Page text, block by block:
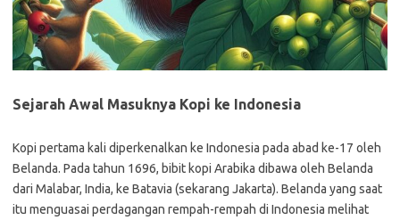
Sejarah Awal Masuknya Kopi ke Indonesia
Kopi pertama kali diperkenalkan ke Indonesia pada abad ke-17 oleh
Belanda. Pada tahun 1696, bibit kopi Arabika dibawa oleh Belanda
dari Malabar, India, ke Batavia (sekarang Jakarta). Belanda yang saat
itu menguasai perdagangan rempah-rempah di Indonesia melihat